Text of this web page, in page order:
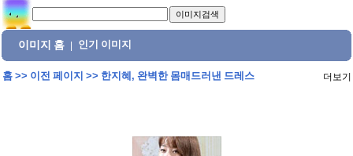
이미지 홈 인기 이미지
홈>> 이전 페이지 >> 한지혜, 완벽한 몸매드러낸 드레스 더보기